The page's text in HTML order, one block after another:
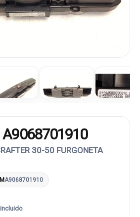
A9068701910
30-50 FURGONETA
A9068701910